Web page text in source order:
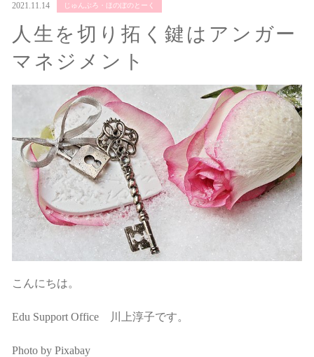
2021.11.14 じゅんぶろ・ほのぼのとーく
人生を切り拓く鍵はアンガー
マネジメント
こんにちは。
Edu Support Office 川上淳子です。
Photo by Pixabay